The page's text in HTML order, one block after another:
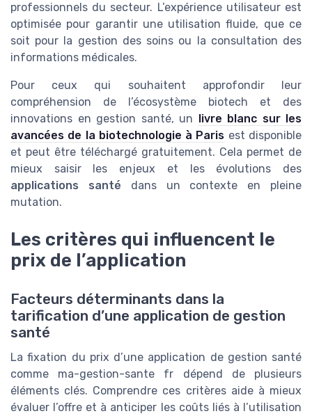
professionnels du secteur. L’expérience utilisateur est
optimisée pour garantir une utilisation fluide, que ce
soit pour la gestion des soins ou la consultation des
informations médicales.
Pour ceux qui souhaitent approfondir leur
compréhension de l’écosystème biotech et des
innovations en gestion santé, un livre blanc sur les
avancées de la biotechnologie à Paris est disponible
et peut être téléchargé gratuitement. Cela permet de
mieux saisir les enjeux et les évolutions des
applications santé dans un contexte en pleine
mutation.
Les critères qui influencent le
prix de l’application
Facteurs déterminants dans la
tarification d’une application de gestion
santé
La fixation du prix d’une application de gestion santé
comme ma-gestion-sante fr dépend de plusieurs
éléments clés. Comprendre ces critères aide à mieux
évaluer l’offre et à anticiper les coûts liés à l’utilisation